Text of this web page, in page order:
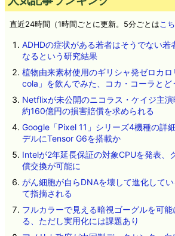
直近24時間（1時間ごとに更新。5分ごとはこ
ADHDの症状がある若者はそうでない若
なるという研究結果
植物由来素材使用のギリシャ発ゼロカ
cola」を飲んでみた、コカ・コーラとど
Netflixが未公開のニコラス・ケイジ主
約160億円の損害賠償を求められる
Google「Pixel 11」シリーズ4機種の詳
デルにTensor G6を搭載か
Intelが2年延長保証の対象CPUを発表、
償交換が可能に
がん細胞が自らDNAを壊して進化して
て指摘される
フルカラーで見える暗視ゴーグルを可
る、ただし実用化には課題あり